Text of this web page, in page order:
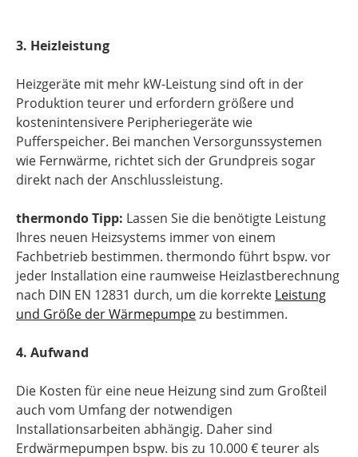
3. Heizleistung
Heizgeräte mit mehr kW-Leistung sind oft in der
Produktion teurer und erfordern größere und
kostenintensivere Peripheriegeräte wie
Pufferspeicher. Bei manchen Versorgunssystemen
wie Fernwärme, richtet sich der Grundpreis sogar
direkt nach der Anschlussleistung.
thermondo Tipp: Lassen Sie die benötigte Leistung
Ihres neuen Heizsystems immer von einem
Fachbetrieb bestimmen. thermondo führt bspw. vor
jeder Installation eine raumweise Heizlastberechnung
nach DIN EN 12831 durch, um die korrekte Leistung
und Größe der Wärmepumpezu bestimmen.
4. Aufwand
Die Kosten für eine neue Heizung sind zum Großteil
auch vom Umfang der notwendigen
Installationsarbeiten abhängig. Daher sind
Erdwärmepumpen bspw. bis zu 10.000 € teurer als